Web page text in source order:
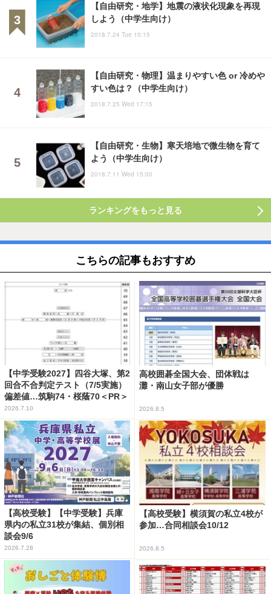
【自由研究・地学】地震の液状化現象を再現
しよう（中学生向け）
2018.7.24 Tue 10:15
【自由研究・物理】温まりやすい色 or 冷めや
すい色は？（中学生向け）
2018.7.25 Wed 17:15
【自由研究・生物】寒天培地で微生物を育て
よう（中学生向け）
2018.7.11 Wed 15:00
ランキングをもっと見る
こちらの記事もおすすめ
【中学受験2027】四谷大塚、第2
回合不合判定テスト（7/5実施）
偏差値…筑駒74・桜蔭70＜PR＞
2026.7.10
高校囲碁全国大会、団体戦は
灘・南山女子部が優勝
2026.8.5
【高校受験】【中学受験】兵庫
県内の私立31校が集結、個別相
談会9/6
2026.7.28
【高校受験】横須賀の私立4校が
参加…合同相談会10/12
2026.8.5